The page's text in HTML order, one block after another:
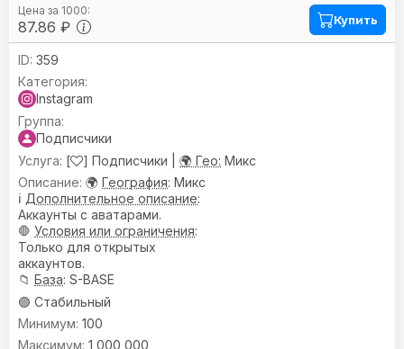
87.86 ₽ Купить
359
Instagram
Подписчики
[
] Подписчики | 🌍 Гео: Микс
🌍 География: Микс
ℹ️ Дополнительное описание:
Аккаунты с аватарами.
🛑 Условия или ограничения:
Только для открытых
аккаунтов.
📁 База: S-BASE
🟢 Стабильный
100
1 000 000